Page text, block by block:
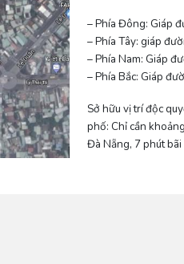
– Phía Đông: Giáp
– Phía Tây: giáp
– Phía Nam: Giáp
– Phía Bắc: Giáp
Sở hữu vị trí độc
phố: Chỉ cần
Đà Nẵng, 7 phút